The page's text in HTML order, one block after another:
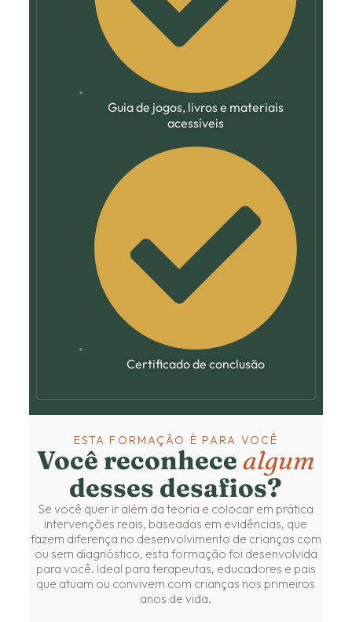
Guia de jogos, livros e materiais
acessíveis
Certificado de conclusão
ESTA FORMAÇÃO É PARA VOCÊ
Você reconhece algum
desses desafios?
Se você quer ir além da teoria e colocar em prática
intervenções reais, baseadas em evidências, que
fazem diferença no desenvolvimento de crianças com
ou sem diagnóstico, esta formação foi desenvolvida
para você. Ideal para terapeutas, educadores e pais
que atuam ou convivem com crianças nos primeiros
anos de vida.